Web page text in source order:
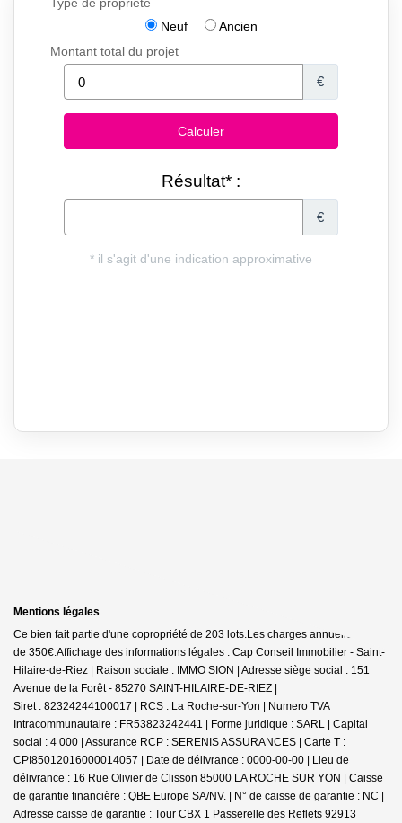
Mentions légales
Ce bien fait partie d'une copropriété de 203 lots.Les charges annuelles sont
de 350€. Affichage des informations légales : Cap Conseil Immobilier - Saint-
Hilaire-de-Riez | Raison sociale : IMMO SION | Adresse siège social : 151
Avenue de la Forêt - 85270 SAINT-HILAIRE-DE-RIEZ |
Siret : 82324244100017 | RCS : La Roche-sur-Yon | Numero TVA
Intracommunautaire : FR53823242441 | Forme juridique : SARL | Capital
social : 4 000 | Assurance RCP : SERENIS ASSURANCES | Carte T :
CPI85012016000014057 | Date de délivrance : 0000-00-00 | Lieu de
délivrance : 16 Rue Olivier de Clisson 85000 LA ROCHE SUR YON | Caisse
de garantie financière : QBE Europe SA/NV. | N° de caisse de garantie : NC |
Adresse caisse de garantie : Tour CBX 1 Passerelle des Reflets 92913